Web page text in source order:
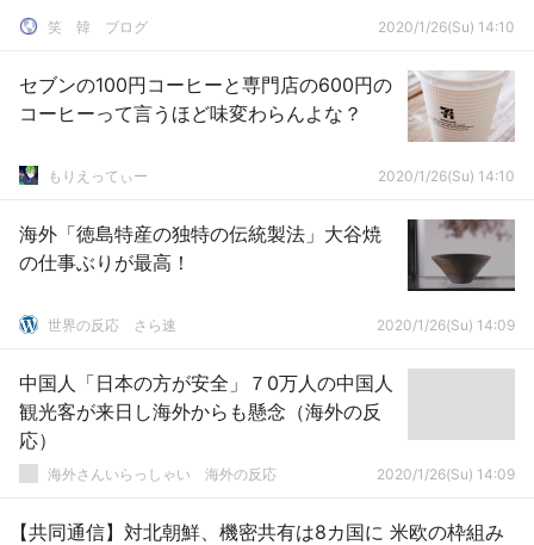
笑 韓 ブログ 2020/1/26(Su) 14:10
セブンの100円コーヒーと専門店の600円の
コーヒーって言うほど味変わらんよな？
もりえってぃー 2020/1/26(Su) 14:10
海外「徳島特産の独特の伝統製法」大谷焼
の仕事ぶりが最高！
世界の反応 さら速 2020/1/26(Su) 14:09
中国人「日本の方が安全」７0万人の中国人
観光客が来日し海外からも懸念（海外の反
応）
海外さんいらっしゃい 海外の反応 2020/1/26(Su) 14:09
【共同通信】対北朝鮮、機密共有は8カ国に 米欧の枠組み